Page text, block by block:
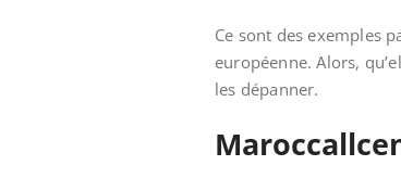
Ce sont des exemples
européenne. Alors,
les dépanner.